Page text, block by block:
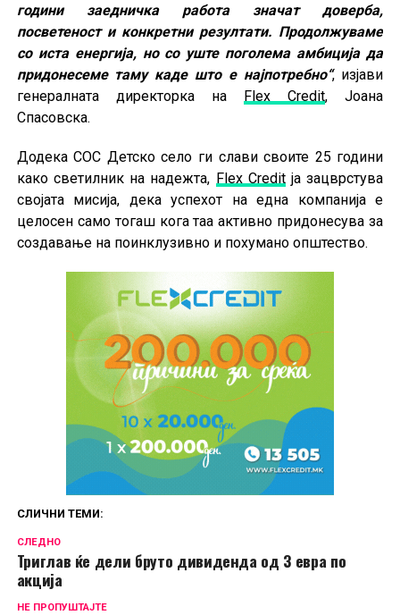
години заедничка работа значат доверба,
посветеност и конкретни резултати. Продолжуваме
со иста енергија, но со уште поголема амбиција да
придонесеме таму каде што е најпотребно“, изјави
генералната директорка на Flex Credit, Јоана
Спасовска.
Додека СОС Детско село ги слави своите 25 години
како светилник на надежта, Flex Creditја зацврстува
својата мисија, дека успехот на една компанија е
целосен само тогаш кога таа активно придонесува за
создавање на поинклузивно и похумано општество.
СЛИЧНИ ТЕМИ:
СЛЕДНО
Триглав ќе дели бруто дивиденда од 3 евра по
акција
НЕ ПРОПУШТАЈТЕ